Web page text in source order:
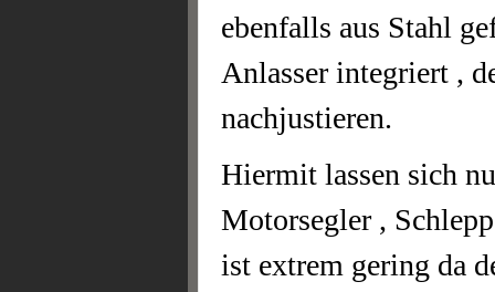
ebenfalls aus Stahl
Anlasser integriert ,
nachjustieren.
Hiermit lassen sich
Motorsegler ,
ist extrem gering da